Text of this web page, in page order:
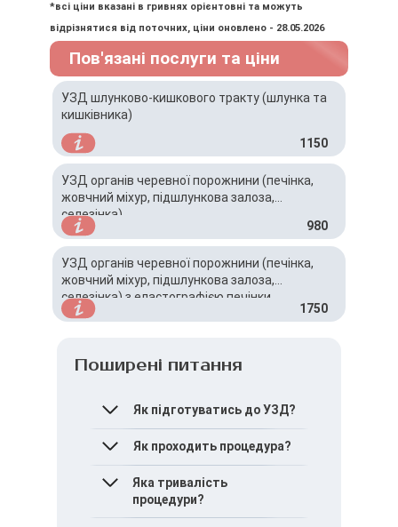
*всі ціни вказані в гривнях орієнтовні та можуть
відрізнятися від поточних, ціни оновлено - 28.05.2026
Пов'язані послуги та ціни
УЗД шлунково-кишкового тракту (шлунка та
кишківника)
1150
УЗД органів черевної порожнини (печінка,
жовчний міхур, підшлункова залоза,
селезінка)
980
УЗД органів черевної порожнини (печінка,
жовчний міхур, підшлункова залоза,
селезінка) з еластографією печінки
1750
Поширені питання
Як підготуватись до УЗД?
За 1-2 дні бажано
виключити з раціону
бобові та продукти, що
викликають
Як проходить процедура?
Пацієнт розташовується
на спині, оголюючи живіт.
Лікар проводить
Яка тривалість
процедури?